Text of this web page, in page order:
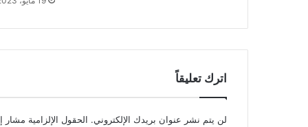
اترك تعليقاً
لن يتم نشر عنوان بريدك الإلكتروني. الحقول الإلزامية مشار